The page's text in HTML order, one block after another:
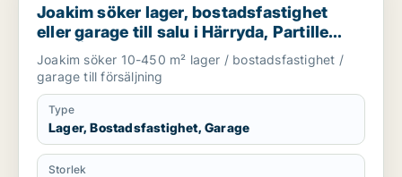
Joakim söker lager, bostadsfastighet
eller garage till salu i Härryda, Partille
eller Öckerö m.fl.
Joakim söker 10-450 m² lager / bostadsfastighet /
garage till försäljning
Type
Lager, Bostadsfastighet, Garage
Storlek